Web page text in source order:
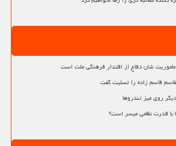
مأموریت شان دفاع از اقتدار فرهنگی ملت است
قاسم زاده را تسلیت گفت
روی میز تندروها
با قدرت نظامی میسر است؟